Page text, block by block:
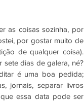
as coisas sozinha, por
por gostar muito de
de qualquer coisa).
sete dias de galera, né?
é uma boa pedida;
jornais, separar livros
essa data pode ser